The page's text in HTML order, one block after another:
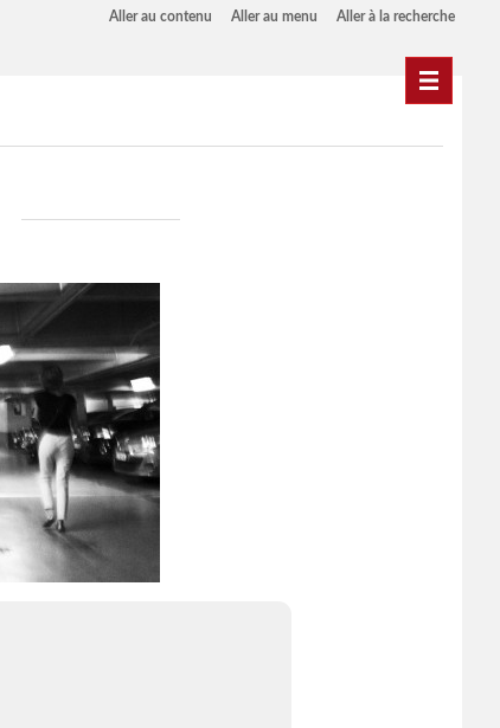
Aller au contenu Aller au menu Aller à la recherche